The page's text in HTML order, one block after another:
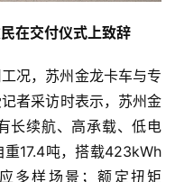
在交付仪式上致辞
况，苏州金龙卡车与专
者采访时表示，苏州金
长续航、高承载、低电
17.4吨，搭载423kWh
多样场景；额定扭矩